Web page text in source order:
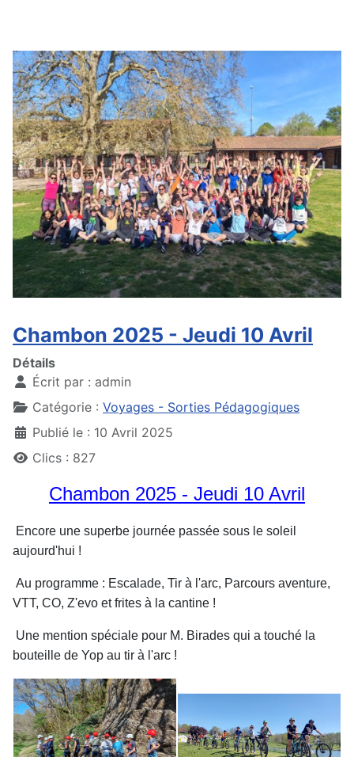
Chambon 2025 - Jeudi 10 Avril
Détails
Écrit par : admin
Catégorie : Voyages - Sorties Pédagogiques
Publié le : 10 Avril 2025
Clics : 827
Chambon 2025 - Jeudi 10 Avril
Encore une superbe journée passée sous le soleil
aujourd'hui !
Au programme : Escalade, Tir à l'arc, Parcours aventure,
VTT, CO, Z'evo et frites à la cantine !
Une mention spéciale pour M. Birades qui a touché la
bouteille de Yop au tir à l'arc !